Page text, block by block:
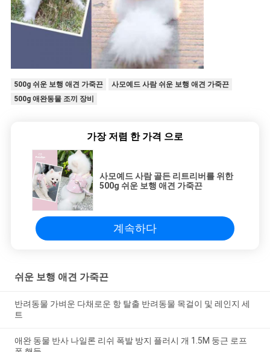
500g 쉬운 보행 애견 가죽끈
사모예드 사람 쉬운 보행 애견 가죽끈
500g 애완동물 조끼 장비
가장 저렴 한 가격 으로
사모예드 사람 골든 리트리버를 위한
500g 쉬운 보행 애견 가죽끈
계속하다
쉬운 보행 애견 가죽끈
반려동물 가벼운 다채로운 항 탈출 반려동물 목걸이 및 레인지 세
트
애완 동물 반사 나일론 리쉬 폭발 방지 플러시 개 1.5M 둥근 로프